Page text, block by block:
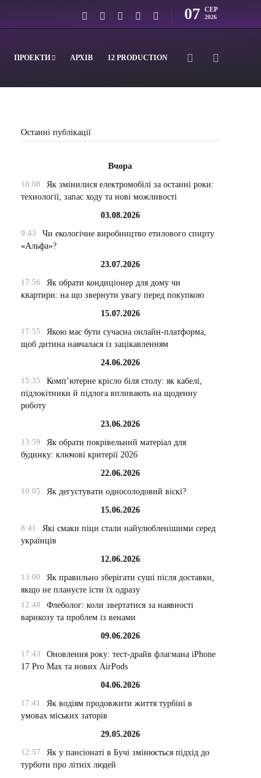
07 СЕР
2026
ПРОЕКТИ АРХІВ 12 PRODUCTION
Останні публікації
Вчора
18:08
Як змінилися електромобілі за останні роки:
технології, запас ходу та нові можливості
03.08.2026
9:43
Чи екологічне виробництво етилового спирту
«Альфа»?
23.07.2026
17:56
Як обрати кондиціонер для дому чи
квартири: на що звернути увагу перед покупкою
15.07.2026
17:55
Якою має бути сучасна онлайн-платформа,
щоб дитина навчалася із зацікавленням
24.06.2026
15:35
Комп’ютерне крісло біля столу: як кабелі,
підлокітники й підлога впливають на щоденну
роботу
23.06.2026
13:59
Як обрати покрівельний матеріал для
будинку: ключові критерії 2026
22.06.2026
10:05
Як дегустувати односолодовий віскі?
15.06.2026
8:41
Які смаки піци стали найулюбленішими серед
українців
12.06.2026
13:00
Як правильно зберігати суші після доставки,
якщо не плануєте їсти їх одразу
12:48
Флеболог: коли звертатися за наявності
варикозу та проблем із венами
09.06.2026
17:43
Оновлення року: тест-драйв флагмана iPhone
17 Pro Max та нових AirPods
04.06.2026
17:41
Як водіям продовжити життя турбіні в
умовах міських заторів
29.05.2026
12:57
Як у пансіонаті в Бучі змінюється підхід до
турботи про літніх людей